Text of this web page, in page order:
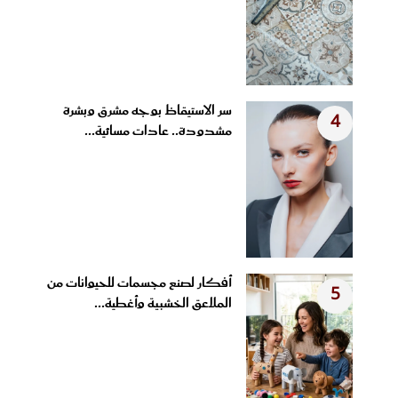
4
سر الاستيقاظ بوجه مشرق وبشرة
مشدودة.. عادات مسائية...
5
أفكار لصنع مجسمات للحيوانات من
الملاعق الخشبية وأغطية...